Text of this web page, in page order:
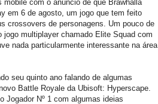
com o anúncio de que Brawhalla
em 6 de agosto, um jogo que tem feito
crossovers de personagens. Um pouco de
multiplayer chamado Elite Squad com
nada particularmente interessante na área
seu quinto ano falando de algumas
Battle Royale da Ubisoft: Hyperscape.
Jogador Nº 1 com algumas ideias